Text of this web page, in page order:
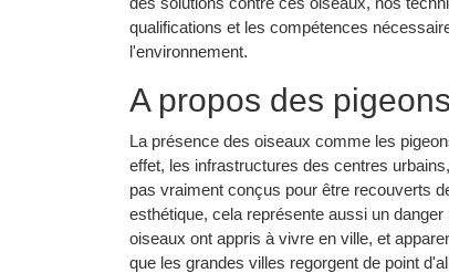
qualifications et les compétences
l'environnement.
A propos des
La présence des oiseaux comme les
effet, les infrastructures des centres
pas vraiment conçus pour être recouverts
esthétique, cela représente aussi un
oiseaux ont appris à vivre en ville, et
que les grandes villes regorgent de point